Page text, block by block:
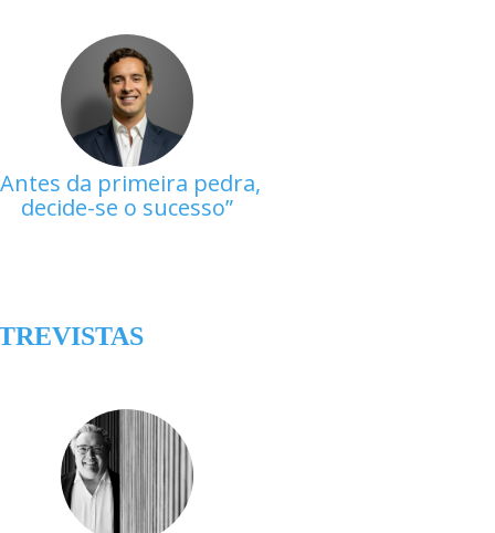
Antes da primeira pedra,
decide-se o sucesso